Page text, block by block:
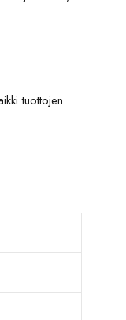
tuottojen